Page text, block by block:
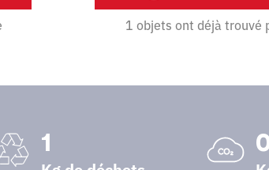
1 objets ont déjà trouvé
1